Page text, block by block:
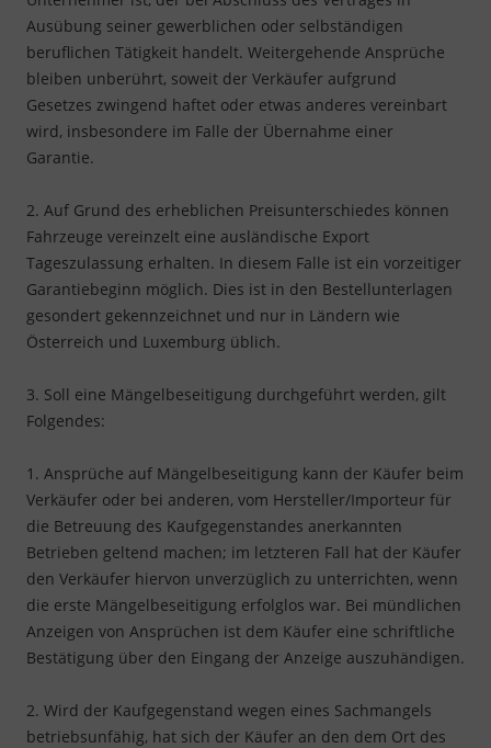
Ausübung seiner gewerblichen oder selbständigen
beruflichen Tätigkeit handelt. Weitergehende Ansprüche
bleiben unberührt, soweit der Verkäufer aufgrund
Gesetzes zwingend haftet oder etwas anderes vereinbart
wird, insbesondere im Falle der Übernahme einer
Garantie.
2. Auf Grund des erheblichen Preisunterschiedes können
Fahrzeuge vereinzelt eine ausländische Export
Tageszulassung erhalten. In diesem Falle ist ein vorzeitiger
Garantiebeginn möglich. Dies ist in den Bestellunterlagen
gesondert gekennzeichnet und nur in Ländern wie
Österreich und Luxemburg üblich.
3. Soll eine Mängelbeseitigung durchgeführt werden, gilt
Folgendes:
1. Ansprüche auf Mängelbeseitigung kann der Käufer beim
Verkäufer oder bei anderen, vom Hersteller/Importeur für
die Betreuung des Kaufgegenstandes anerkannten
Betrieben geltend machen; im letzteren Fall hat der Käufer
den Verkäufer hiervon unverzüglich zu unterrichten, wenn
die erste Mängelbeseitigung erfolglos war. Bei mündlichen
Anzeigen von Ansprüchen ist dem Käufer eine schriftliche
Bestätigung über den Eingang der Anzeige auszuhändigen.
2. Wird der Kaufgegenstand wegen eines Sachmangels
betriebsunfähig, hat sich der Käufer an den dem Ort des